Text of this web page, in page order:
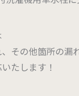
その他箇所の漏
たします！